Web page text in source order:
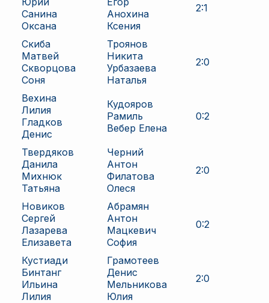
Санина
Оксана
Анохина
Ксения
2:1
Скиба
Матвей
Скворцова
Соня
Троянов
Никита
Урбазаева
Наталья
2:0
Вехина
Лилия
Гладков
Денис
Кудояров
Рамиль
Вебер Елена
0:2
Твердяков
Данила
Михнюк
Татьяна
Черний
Антон
Филатова
Олеся
2:0
Новиков
Сергей
Лазарева
Елизавета
Абрамян
Антон
Мацкевич
София
0:2
Кустиади
Бинтанг
Ильина
Лилия
Грамотеев
Денис
Мельникова
Юлия
2:0